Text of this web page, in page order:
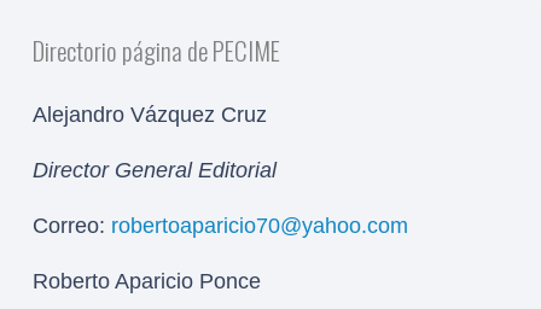
Directorio página de PECIME
Alejandro Vázquez Cruz
Director General Editorial
Correo: robertoaparicio70@yahoo.com
Roberto Aparicio Ponce